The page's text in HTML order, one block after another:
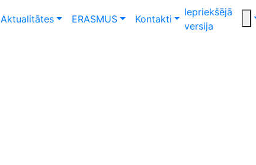
Aktualitātes ERASMUS Kontakti
Iepriekšējā
versija